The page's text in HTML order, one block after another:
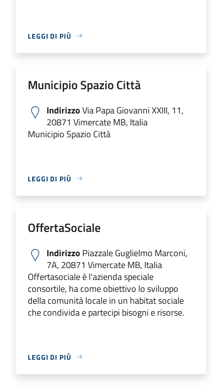
LEGGI DI PIÙ
Municipio Spazio Città
IndirizzoVia Papa Giovanni XXIII, 11,
20871 Vimercate MB, Italia
Municipio Spazio Città
LEGGI DI PIÙ
OffertaSociale
Indirizzo Piazzale Guglielmo Marconi,
7A, 20871 Vimercate MB, Italia
Offertasociale è l'azienda speciale
consortile, ha come obiettivo lo sviluppo
della comunità locale in un habitat sociale
che condivida e partecipi bisogni e risorse.
LEGGI DI PIÙ